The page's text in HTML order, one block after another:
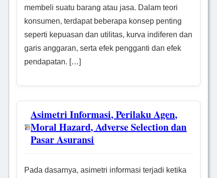
membeli suatu barang atau jasa. Dalam teori
konsumen, terdapat beberapa konsep penting
seperti kepuasan dan utilitas, kurva indiferen dan
garis anggaran, serta efek pengganti dan efek
pendapatan. […]
Asimetri Informasi, Perilaku Agen,
Moral Hazard, Adverse Selection dan
Pasar Asuransi
Pada dasarnya, asimetri informasi terjadi ketika